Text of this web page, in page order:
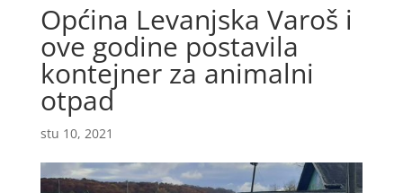
Općina Levanjska Varoš i
ove godine postavila
kontejner za animalni
otpad
stu 10, 2021